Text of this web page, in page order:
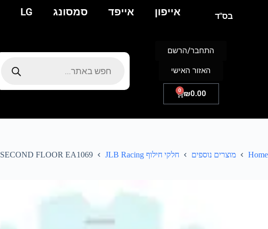
אייפון אייפד סמסונג LG בס"ד
₪0.00
0
התחבר/הרשם
האזור האישי
Home מוצרים נוספים חלקי חילוף JLB Racing SECOND FLOOR EA1069